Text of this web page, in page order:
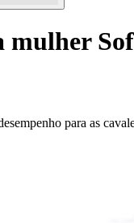
mulher
para as